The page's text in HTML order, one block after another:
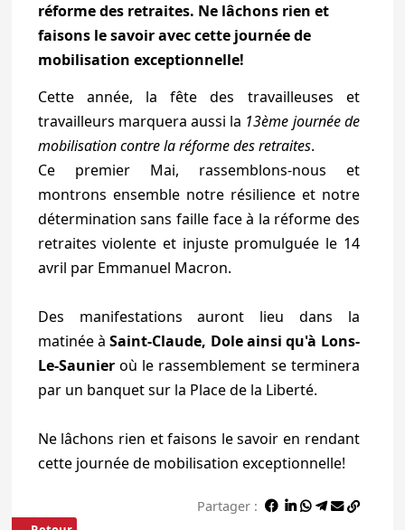
réforme des retraites. Ne lâchons rien et
faisons le savoir avec cette journée de
mobilisation exceptionnelle!
Cette année, la fête des travailleuses et
travailleurs marquera aussi la 13ème journée de
mobilisation contre la réforme des retraites.
Ce premier Mai, rassemblons-nous et
montrons ensemble notre résilience et notre
détermination sans faille face à la réforme des
retraites violente et injuste promulguée le 14
avril par Emmanuel Macron.
Des manifestations auront lieu dans la
matinée àSaint-Claude, Dole ainsi qu'à Lons-
Le-Saunieroù le rassemblement se terminera
par un banquet sur la Place de la Liberté.
Ne lâchons rien et faisons le savoir en rendant
cette journée de mobilisation exceptionnelle!
Partager :